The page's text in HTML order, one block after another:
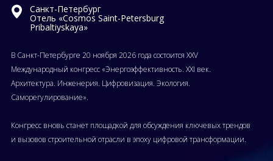
В Санкт-Петербурге 20 ноября 2026 года состоится XXV
Международный конгресс «Энергоэффективность. XXI век.
Архитектура. Инженерия. Цифровизация. Экология.
Саморегулирование».
Конгресс вновь станет площадкой для обсуждения ключевых трендов
и вызовов строительной отрасли в эпоху цифровой трансформации.
Санкт-Петербург
Отель «Cosmos Saint-Petersburg
Pribaltiyskaya»